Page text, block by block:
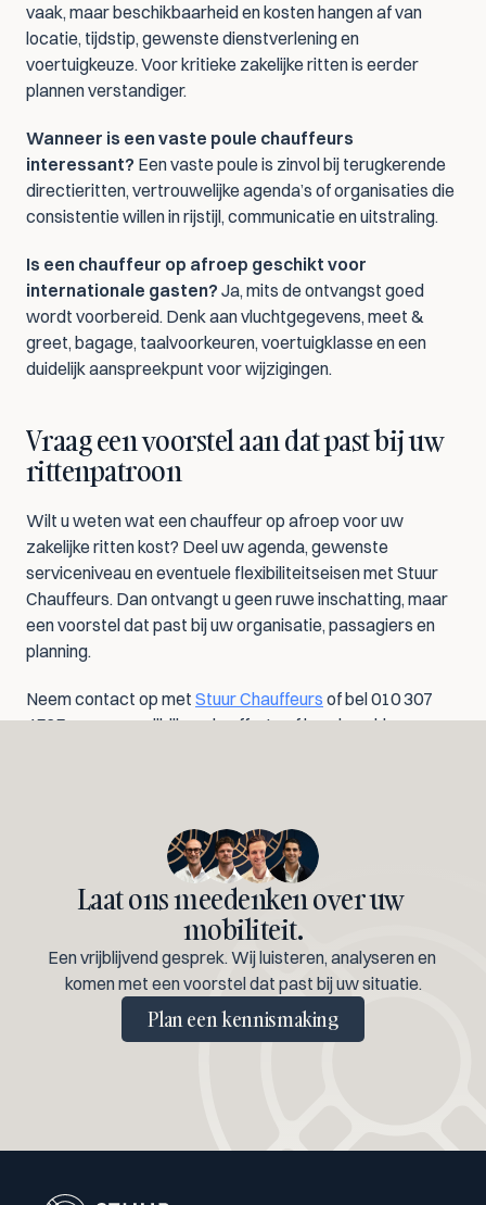
vaak, maar beschikbaarheid en kosten hangen af van
locatie, tijdstip, gewenste dienstverlening en
voertuigkeuze. Voor kritieke zakelijke ritten is eerder
plannen verstandiger.
Wanneer is een vaste poule chauffeurs
interessant? Een vaste poule is zinvol bij terugkerende
directieritten, vertrouwelijke agenda’s of organisaties die
consistentie willen in rijstijl, communicatie en uitstraling.
Is een chauffeur op afroep geschikt voor
internationale gasten? Ja, mits de ontvangst goed
wordt voorbereid. Denk aan vluchtgegevens, meet &
greet, bagage, taalvoorkeuren, voertuigklasse en een
duidelijk aanspreekpunt voor wijzigingen.
Vraag een voorstel aan dat past bij uw
rittenpatroon
Wilt u weten wat een chauffeur op afroep voor uw
zakelijke ritten kost? Deel uw agenda, gewenste
serviceniveau en eventuele flexibiliteitseisen met Stuur
Chauffeurs. Dan ontvangt u geen ruwe inschatting, maar
een voorstel dat past bij uw organisatie, passagiers en
planning.
Neem contact op met Stuur Chauffeurs of bel 010 307
4525 voor een vrijblijvende offerte of kennismaking.
Laat ons meedenken over uw
mobiliteit.
Een vrijblijvend gesprek. Wij luisteren, analyseren en
komen met een voorstel dat past bij uw situatie.
Plan een kennismaking